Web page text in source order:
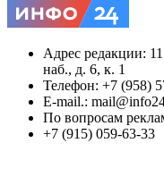
Адрес редакции:
наб., д. 6, к. 1
Телефон: +7 (958)
E-mail.:
По вопросам
+7 (915) 059-63-33